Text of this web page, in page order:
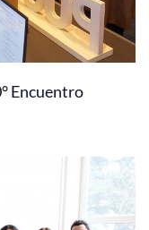
Encuentro